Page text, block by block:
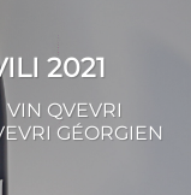
2021
VIN QVEVRI
GÉORGIEN